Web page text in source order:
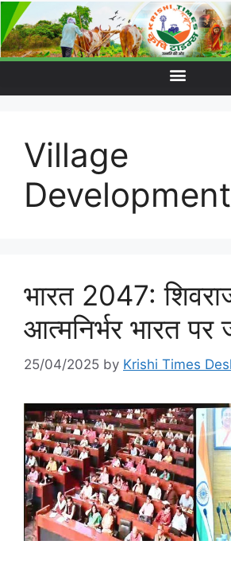
Village
Development
भारत 2047:
आत्मनिर्भर भारत पर
25/04/2025 by Krishi Times